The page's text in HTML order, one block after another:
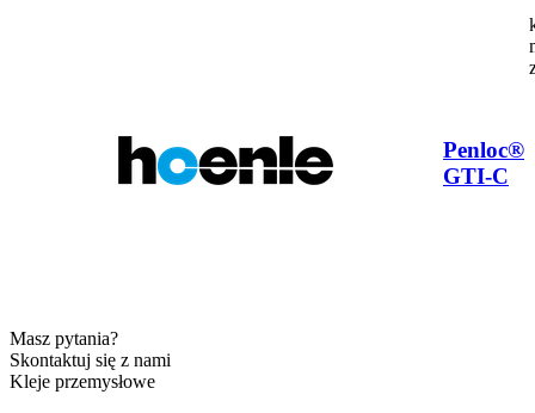
Penloc®
GTI-C
Masz pytania?
Skontaktuj się z nami
Kleje przemysłowe